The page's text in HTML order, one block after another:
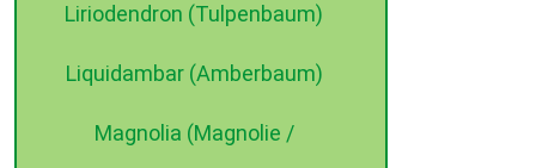
Liriodendron (Tulpenbaum)
Liquidambar (Amberbaum)
Magnolia (Magnolie /